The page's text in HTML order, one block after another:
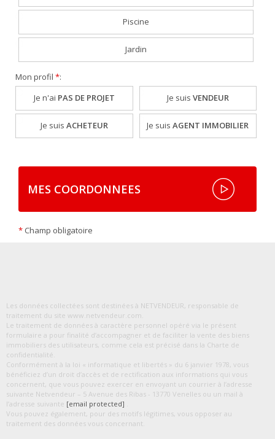
Piscine
Jardin
Mon profil *:
Je n'ai PAS DE PROJET Je suis VENDEUR
Je suis ACHETEUR Je suis AGENT IMMOBILIER
MES COORDONNEES
* Champ obligatoire
Les données collectées sont destinées à NETVENDEUR, responsable de
traitement du site www.netvendeur.com.
Le traitement de données à caractère personnel opéré via le présent
formulaire a pour finalité d’accompagner et de faciliter la vente des biens
immobiliers des utilisateurs, comme cela est précisé dans la Charte de
confidentialité.
Conformément à la loi « informatique et libertés » du 6 janvier 1978, vous
bénéficiez d’un droit d’accès et de rectification aux informations qui vous
concernent, que vous pouvez exercer en envoyant un courrier à l’adresse
suivante Netvendeur – 5 Avenue des Ribas - 13770 Venelles ou un mail à
l’adresse suivante [email protected] .
Vous pouvez également, pour des motifs légitimes, vous opposer au
traitement des données vous concernant.